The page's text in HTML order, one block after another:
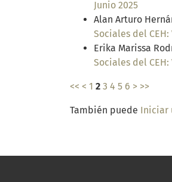
Junio 2025
Alan Arturo
Sociales del
Erika Marissa
Sociales del CEH:
<< < 1 2 3 4 5 6 > >>
También puede Iniciar